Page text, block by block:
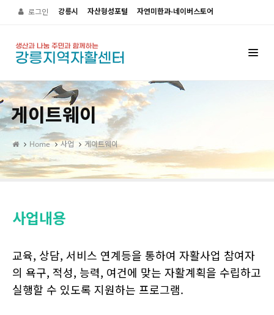
로그인 강릉시 자산형성포털 자연미한과-네이버스토어
게이트웨이
Home 사업 게이트웨이
사업내용
교육, 상담, 서비스 연계등을 통하여 자활사업 참여자
의 욕구, 적성, 능력, 여건에 맞는 자활계획을 수립하고
실행할 수 있도록 지원하는 프로그램.